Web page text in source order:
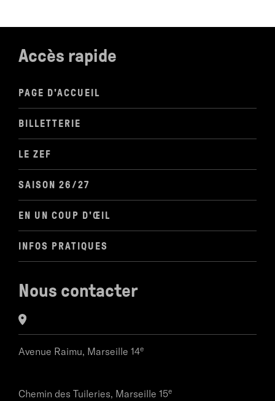
Accès rapide
PAGE D'ACCUEIL
BILLETTERIE
LE ZEF
SAISON 26/27
EN UN COUP D'ŒIL
INFOS PRATIQUES
Nous contacter
Avenue Raimu, Marseille 14e
Chemin des Tuileries, Marseille 15e